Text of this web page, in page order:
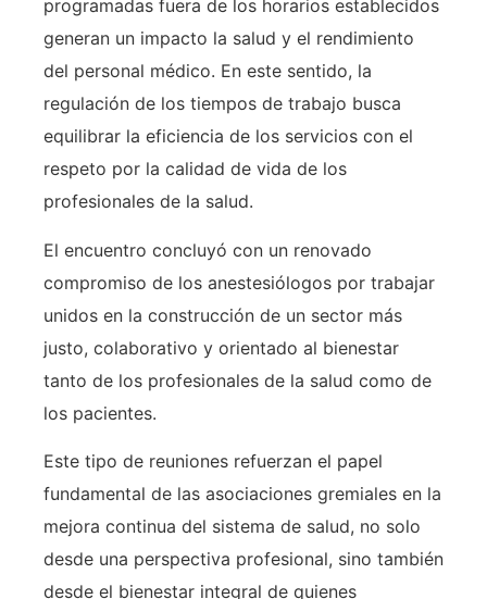
programadas fuera de los horarios establecidos
generan un impacto la salud y el rendimiento
del personal médico. En este sentido, la
regulación de los tiempos de trabajo busca
equilibrar la eficiencia de los servicios con el
respeto por la calidad de vida de los
profesionales de la salud.
El encuentro concluyó con un renovado
compromiso de los anestesiólogos por trabajar
unidos en la construcción de un sector más
justo, colaborativo y orientado al bienestar
tanto de los profesionales de la salud como de
los pacientes.
Este tipo de reuniones refuerzan el papel
fundamental de las asociaciones gremiales en la
mejora continua del sistema de salud, no solo
desde una perspectiva profesional, sino también
desde el bienestar integral de quienes